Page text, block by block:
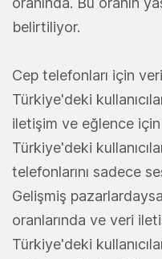
belirtiliyor.
Cep telefonları için
Türkiye'deki
iletişim ve eğlence için
Türkiye'deki
telefonlarını sadece
Gelişmiş
oranlarında ve veri
Türkiye'deki